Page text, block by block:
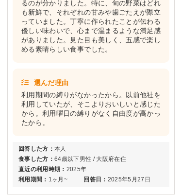
回答した方： 本人
食事した方： 64歳以下男性 / 大阪府在住
直近の利用時期： 2025年
利用期間： 1ヶ月~ 回答日： 2025年5月27日
るのが分かりました。特に、旬の野菜はどれ
も新鮮で、それぞれの甘みや歯ごたえが際立
っていました。丁寧に作られたことが伝わる
優しい味わいで、心まで温まるような満足感
がありました。見た目も美しく、五感で楽し
める素晴らしい食事でした。
選んだ理由
利用期間の縛りがなかったから。以前他社を
利用していたが、そこよりおいしいと感じた
から。利用曜日の縛りがなく自由度が高かっ
たから。